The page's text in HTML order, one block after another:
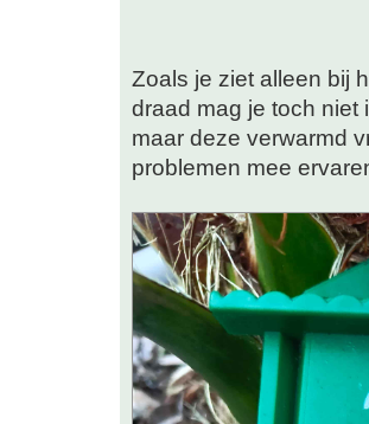
Zoals je ziet alleen bij
draad mag je toch niet
maar deze verwarmd
problemen mee